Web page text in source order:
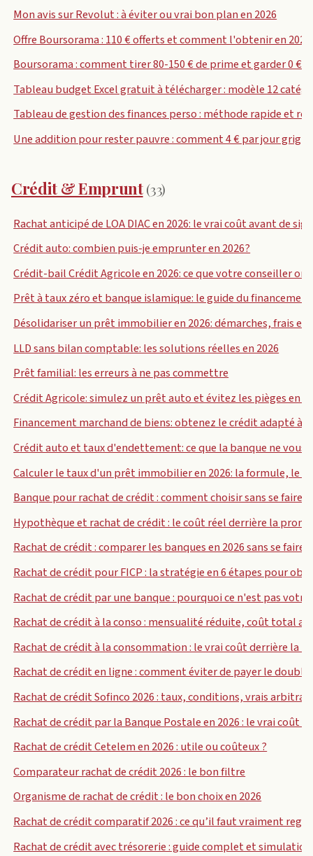
Mon avis sur Revolut : à éviter ou vrai bon plan en 2026
Offre Boursorama : 110 € offerts et comment l'obtenir en 2026
Boursorama : comment tirer 80-150 € de prime et garder 0 €
Tableau budget Excel gratuit à télécharger : modèle 12
Tableau de gestion des finances perso : méthode rapide et
Une addition pour rester pauvre : comment 4 € par jour
Crédit & Emprunt (33)
Rachat anticipé de LOA DIAC en 2026: le vrai coût avant de
Crédit auto: combien puis-je emprunter en 2026?
Crédit-bail Crédit Agricole en 2026: ce que votre conseiller
Prêt à taux zéro et banque islamique: le guide du
Désolidariser un prêt immobilier en 2026: démarches, frais et
LLD sans bilan comptable: les solutions réelles en 2026
Prêt familial: les erreurs à ne pas commettre
Crédit Agricole: simulez un prêt auto et évitez les pièges en
Financement marchand de biens: obtenez le crédit adapté à
Crédit auto et taux d'endettement: ce que la banque ne vous
Calculer le taux d'un prêt immobilier en 2026: la formule, le
Banque pour rachat de crédit : comment choisir sans se faire
Hypothèque et rachat de crédit : le coût réel derrière la
Rachat de crédit : comparer les banques en 2026 sans se faire
Rachat de crédit pour FICP : la stratégie en 6 étapes pour
Rachat de crédit par une banque : pourquoi ce n'est pas
Rachat de crédit à la conso : mensualité réduite, coût total
Rachat de crédit à la consommation : le vrai coût derrière la
Rachat de crédit en ligne : comment éviter de payer le
Rachat de crédit Sofinco 2026 : taux, conditions, vrais
Rachat de crédit par la Banque Postale en 2026 : le vrai coût
Rachat de crédit Cetelem en 2026 : utile ou coûteux ?
Comparateur rachat de crédit 2026 : le bon filtre
Organisme de rachat de crédit : le bon choix en 2026
Rachat de crédit comparatif 2026 : ce qu’il faut vraiment
Rachat de crédit avec trésorerie : guide complet et simulation